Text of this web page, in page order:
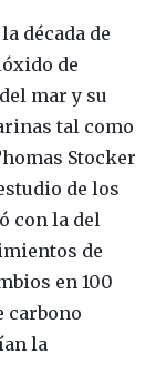
década de
de
mar y su
tal como
Stocker
de los
con la del
de
en 100
carbono
la